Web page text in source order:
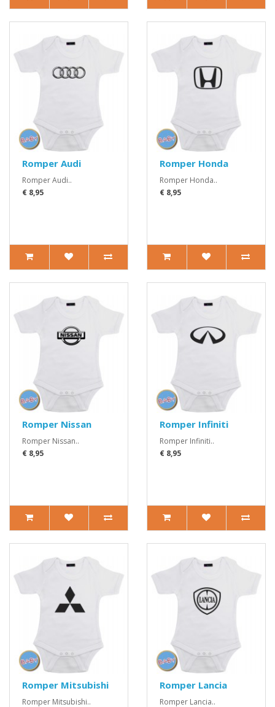
Romper Audi
Romper Audi..
€ 8,95
Romper Honda
Romper Honda..
€ 8,95
Romper Nissan
Romper Nissan..
€ 8,95
Romper Infiniti
Romper Infiniti..
€ 8,95
Romper Mitsubishi
Romper Mitsubishi..
Romper Lancia
Romper Lancia..